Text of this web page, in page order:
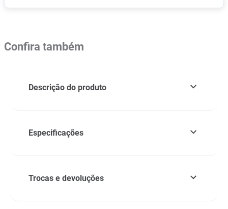
Confira também
Descrição do produto
Especificações
Trocas e devoluções